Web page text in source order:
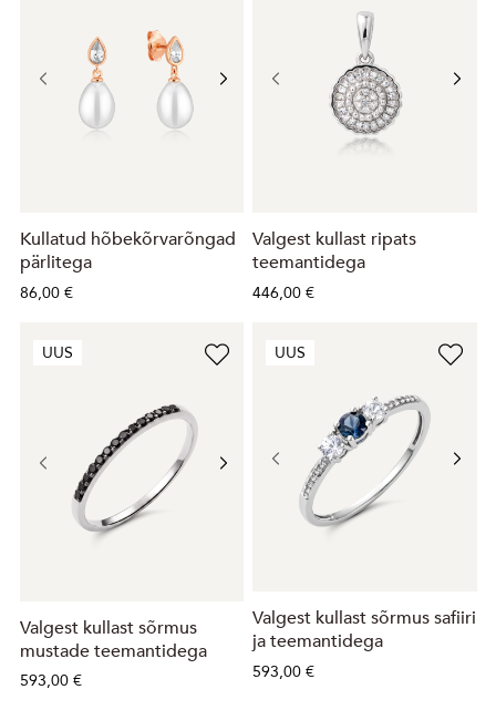
Kullatud hõbekõrvarõngad
pärlitega
86,00 €
Valgest kullast ripats
teemantidega
446,00 €
UUS
Valgest kullast sõrmus
mustade teemantidega
593,00 €
UUS
Valgest kullast sõrmus safiiri
ja teemantidega
593,00 €